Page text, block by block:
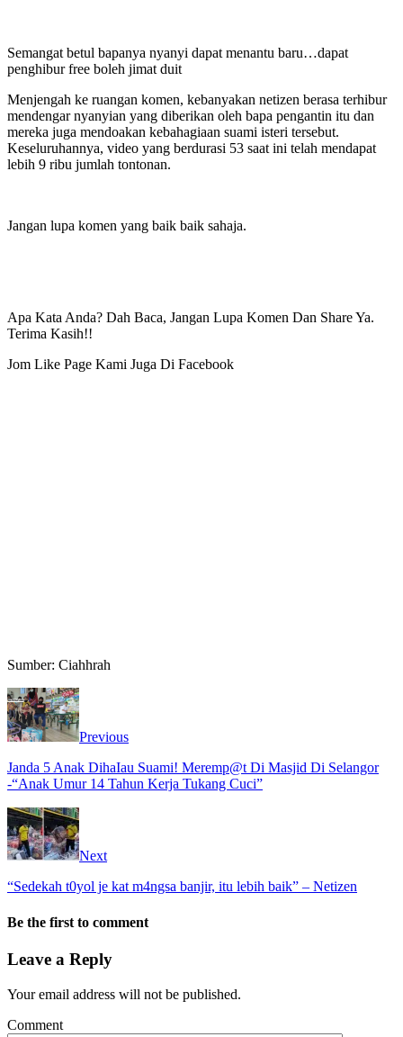
Semangat betul bapanya nyanyi dapat menantu baru…dapat
penghibur free boleh jimat duit
Menjengah ke ruangan komen, kebanyakan netizen berasa terhibur
mendengar nyanyian yang diberikan oleh bapa pengantin itu dan
mereka juga mendoakan kebahagiaan suami isteri tersebut.
Keseluruhannya, video yang berdurasi 53 saat ini telah mendapat
lebih 9 ribu jumlah tontonan.
Jangan lupa komen yang baik baik sahaja.
Apa Kata Anda? Dah Baca, Jangan Lupa Komen Dan Share Ya.
Terima Kasih!!
Jom Like Page Kami Juga Di Facebook
Sumber: Ciahhrah
Previous
Janda 5 Anak DihaIau Suami! Meremp@t Di Masjid Di Selangor
-“Anak Umur 14 Tahun Kerja Tukang Cuci”
Next
“Sedekah t0yol je kat m4ngsa banjir, itu lebih baik” – Netizen
Be the first to comment
Leave a Reply
Your email address will not be published.
Comment